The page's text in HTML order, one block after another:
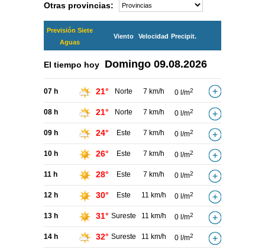
Otras provincias:
Previsión Siete
Aguas
Viento Velocidad Precipit.
El tiempo hoy Domingo 09.08.2026
07 h 21° Norte 7 km/h 0 l/m2
08 h 21° Norte 7 km/h 0 l/m2
09 h 24° Este 7 km/h 0 l/m2
10 h 26° Este 7 km/h 0 l/m2
11 h 28° Este 7 km/h 0 l/m2
12 h 30° Este 11 km/h 0 l/m2
13 h 31° Sureste 11 km/h 0 l/m2
14 h 32° Sureste 11 km/h 0 l/m2